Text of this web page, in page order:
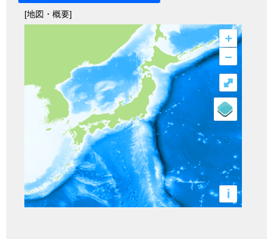
[地図・概要]
+
–
i
⤢